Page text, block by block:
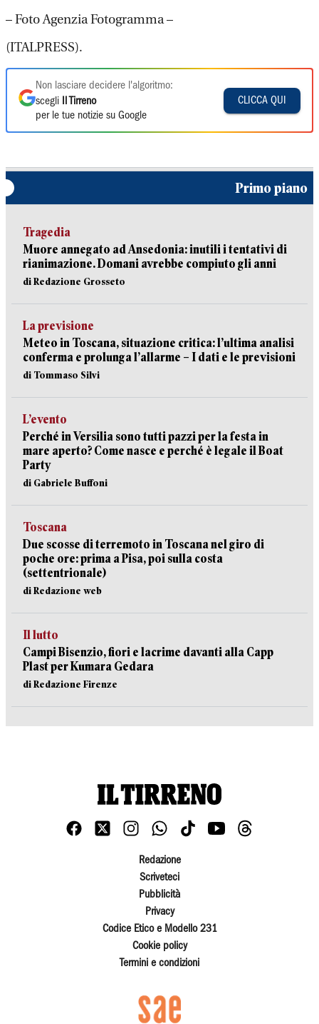
– Foto Agenzia Fotogramma –
(ITALPRESS).
Non lasciare decidere l'algoritmo:
scegli
Il Tirreno
per le tue notizie su Google
CLICCA QUI
Primo piano
Tragedia
Muore annegato ad Ansedonia: inutili i tentativi di
rianimazione. Domani avrebbe compiuto gli anni
di Redazione Grosseto
La previsione
Meteo in Toscana, situazione critica: l’ultima analisi
conferma e prolunga l’allarme – I dati e le previsioni
di Tommaso Silvi
L’evento
Perché in Versilia sono tutti pazzi per la festa in
mare aperto? Come nasce e perché è legale il Boat
Party
di Gabriele Buffoni
Toscana
Due scosse di terremoto in Toscana nel giro di
poche ore: prima a Pisa, poi sulla costa
(settentrionale)
di Redazione web
Il lutto
Campi Bisenzio, fiori e lacrime davanti alla Capp
Plast per Kumara Gedara
di Redazione Firenze
Redazione
Scriveteci
Pubblicità
Privacy
Codice Etico e Modello 231
Cookie policy
Termini e condizioni